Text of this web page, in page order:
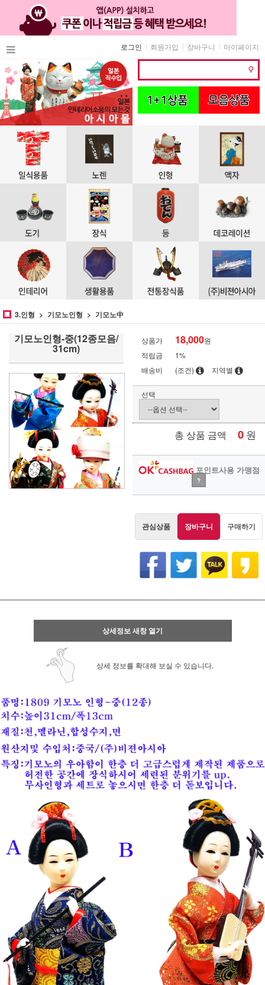
마이페이지
장바구니
회원가입
로그인
3.인형 기모노인형 기모노中
기모노인형-중(12종모음/
31cm)
상품가 18,000원
적립금
1%
배송비
(조건) 지역별
선택
총 상품 금액 0 원
포인트사용 가맹점
?
관심상품 장바구니 구매하기
상세정보 새창 열기
상세 정보를 확대해 보실 수 있습니다.